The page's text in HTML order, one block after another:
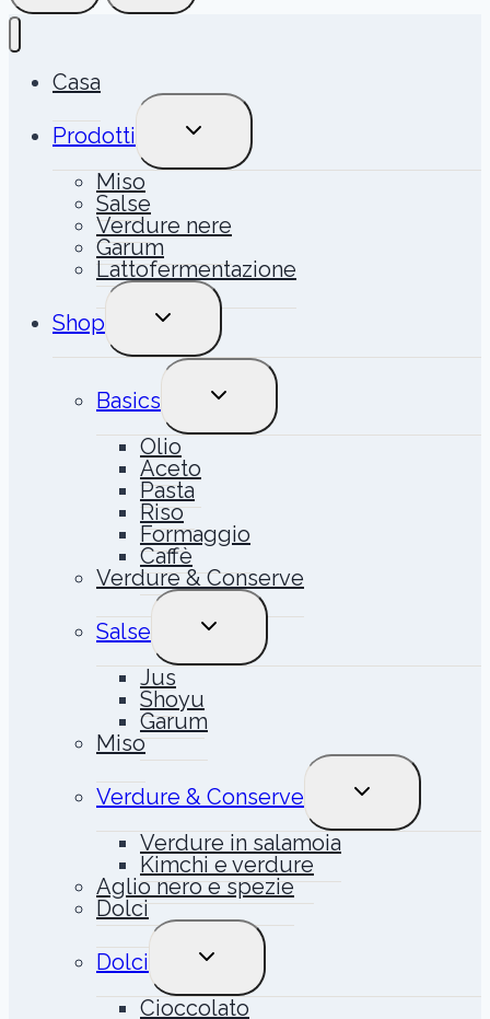
Casa
Prodotti
ALTERNA
MENU
Miso
Salse
Verdure nere
Garum
Lattofermentazione
Shop
ALTERNA
MENU
Basics
ALTERNA
MENU
Olio
Aceto
Pasta
Riso
Formaggio
Caffè
Verdure & Conserve
Salse
ALTERNA
MENU
Jus
Shoyu
Garum
Miso
Verdure & Conserve
ALTERNA
MENU
Verdure in salamoia
Kimchi e verdure
Aglio nero e spezie
Dolci
Dolci
ALTERNA
MENU
Cioccolato